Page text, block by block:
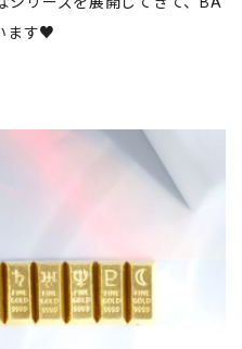
ます♥